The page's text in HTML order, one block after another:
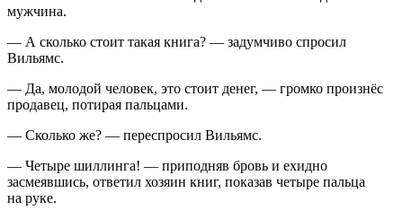
мужчина.
— А сколько стоит такая книга? — задумчиво спросил
Вильямс.
— Да, молодой человек, это стоит денег, — громко произнёс
продавец, потирая пальцами.
— Сколько же? — переспросил Вильямс.
— Четыре шиллинга! — приподняв бровь и ехидно
засмеявшись, ответил хозяин книг, показав четыре пальца
на руке.